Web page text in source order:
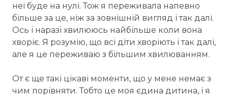
неї буде на нулі. Тож я переживала напевно
більше за це, ніж за зовнішній вигляд і так далі.
Ось і наразі хвилююсь найбільше коли вона
хворіє. Я розумію, що всі діти хворіють і так далі,
але я це переживаю з більшим хвилюванням.
От є ще такі цікаві моменти, що у мене немає з
чим порівняти. Тобто це моя єдина дитина, і я